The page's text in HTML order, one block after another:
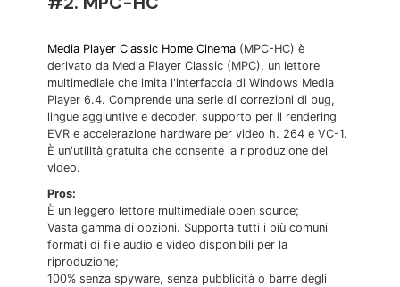
Media Player Classic Home Cinema (MPC-HC) è
derivato da Media Player Classic (MPC), un lettore
multimediale che imita l'interfaccia di Windows Media
Player 6.4. Comprende una serie di correzioni di bug,
lingue aggiuntive e decoder, supporto per il rendering
EVR e accelerazione hardware per video h. 264 e VC-1.
È un'utilità gratuita che consente la riproduzione dei
video.
Pros:
È un leggero lettore multimediale open source;
Vasta gamma di opzioni. Supporta tutti i più comuni
formati di file audio e video disponibili per la
riproduzione;
100% senza spyware, senza pubblicità o barre degli